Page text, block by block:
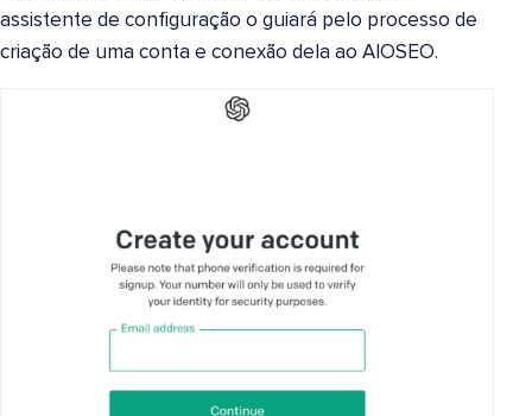
assistente de configuração o guiará pelo processo de
criação de uma conta e conexão dela ao AIOSEO.